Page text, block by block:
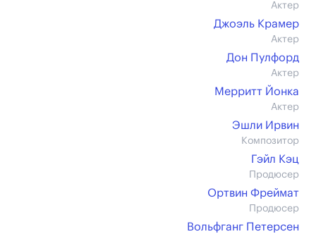
Актер
Джоэль Крамер
Актер
Дон Пулфорд
Актер
Мерритт Йонка
Актер
Эшли Ирвин
Композитор
Гэйл Кэц
Продюсер
Ортвин Фреймат
Продюсер
Вольфганг Петерсен